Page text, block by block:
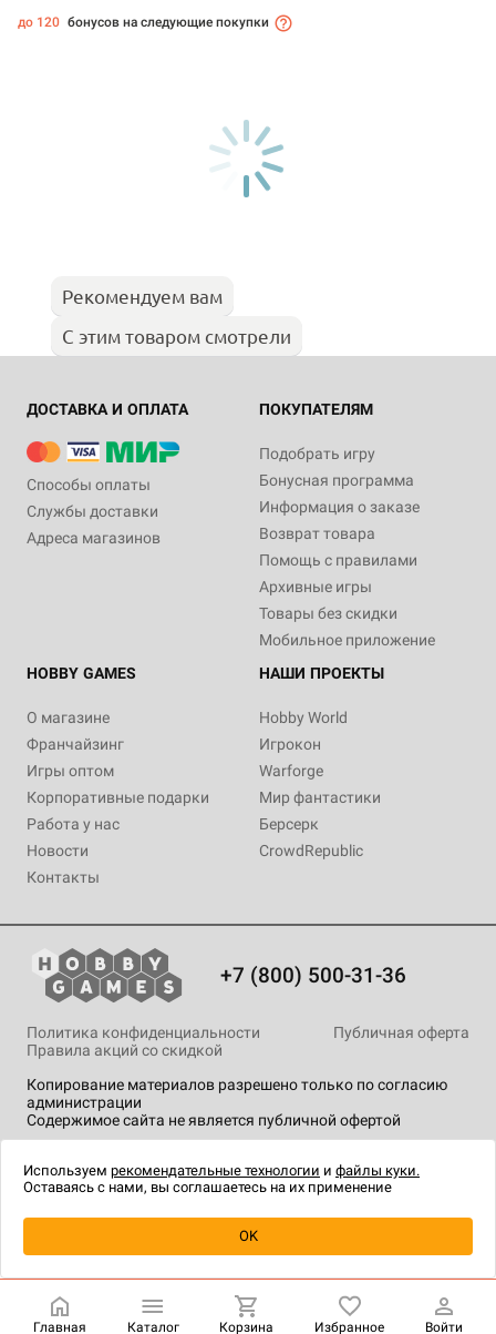
Купить| 1 199 ₽
до 120 бонусов на следующие покупки
Рекомендуем вам
С этим товаром смотрели
ДОСТАВКА И ОПЛАТА
Способы оплаты
Службы доставки
Адреса магазинов
ПОКУПАТЕЛЯМ
Подобрать игру
Бонусная программа
Информация о заказе
Возврат товара
Помощь с правилами
Архивные игры
Товары без скидки
Мобильное приложение
HOBBY GAMES
О магазине
Франчайзинг
Игры оптом
Корпоративные подарки
Работа у нас
Новости
Контакты
НАШИ ПРОЕКТЫ
Hobby World
Игрокон
Warforge
Мир фантастики
Берсерк
CrowdRepublic
+7 (800) 500-31-36
Копирование материалов разрешено только по согласию
администрации
Содержимое сайта не является публичной офертой
Политика конфиденциальности
Публичная оферта
Правила акций со скидкой
технологии.
Главная Каталог Корзина Избранное Войти
Используем рекомендательные технологии и файлы куки.
Оставаясь с нами, вы соглашаетесь на их применение
OK